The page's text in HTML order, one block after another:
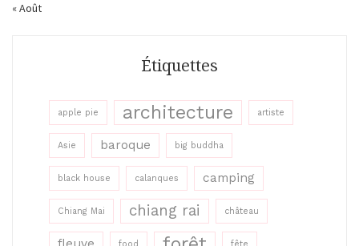
« Août
Étiquettes
apple pie architecture artiste
Asie baroque big buddha
black house calanques camping
Chiang Mai chiang rai château